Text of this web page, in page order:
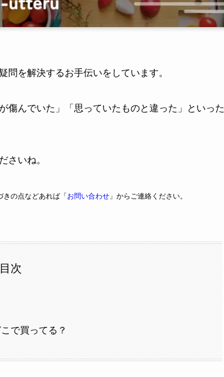
を解決するお手伝いをしています。
傷んでいた」「思っていたものと違った」といった
さいね。
きの点などあれば「 お問い合わせ 」からご連絡ください。
目次
で買ってる？